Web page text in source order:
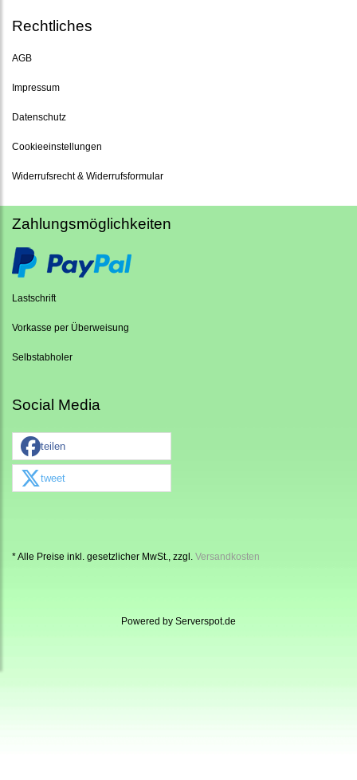
Rechtliches
AGB
Impressum
Datenschutz
Cookieeinstellungen
Widerrufsrecht & Widerrufsformular
Zahlungsmöglichkeiten
Lastschrift
Vorkasse per Überweisung
Selbstabholer
Social Media
teilen
tweet
* Alle Preise inkl. gesetzlicher MwSt., zzgl. Versandkosten
Powered by Serverspot.de